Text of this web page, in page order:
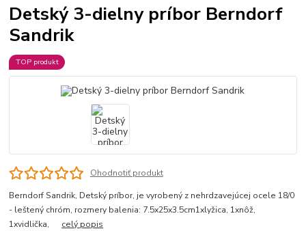
Detský 3-dielny príbor Berndorf
Sandrik
TOP produkt
Ohodnotiť produkt
Berndorf Sandrik, Detský príbor, je vyrobený z nehrdzavejúcej ocele 18/0
- leštený chróm, rozmery balenia: 7.5x25x3.5cm1xlyžica, 1xnôž,
1xvidlička, celý popis